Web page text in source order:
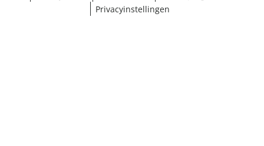
Privacyinstellingen